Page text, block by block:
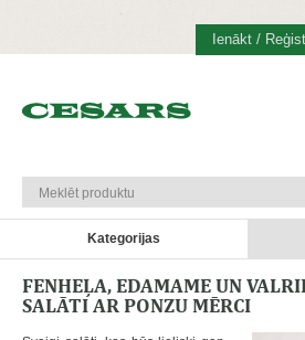
Ienākt /
Kategorijas
FENHEĻA, EDAMAME UN
SALĀTI AR PONZU MĒRCI